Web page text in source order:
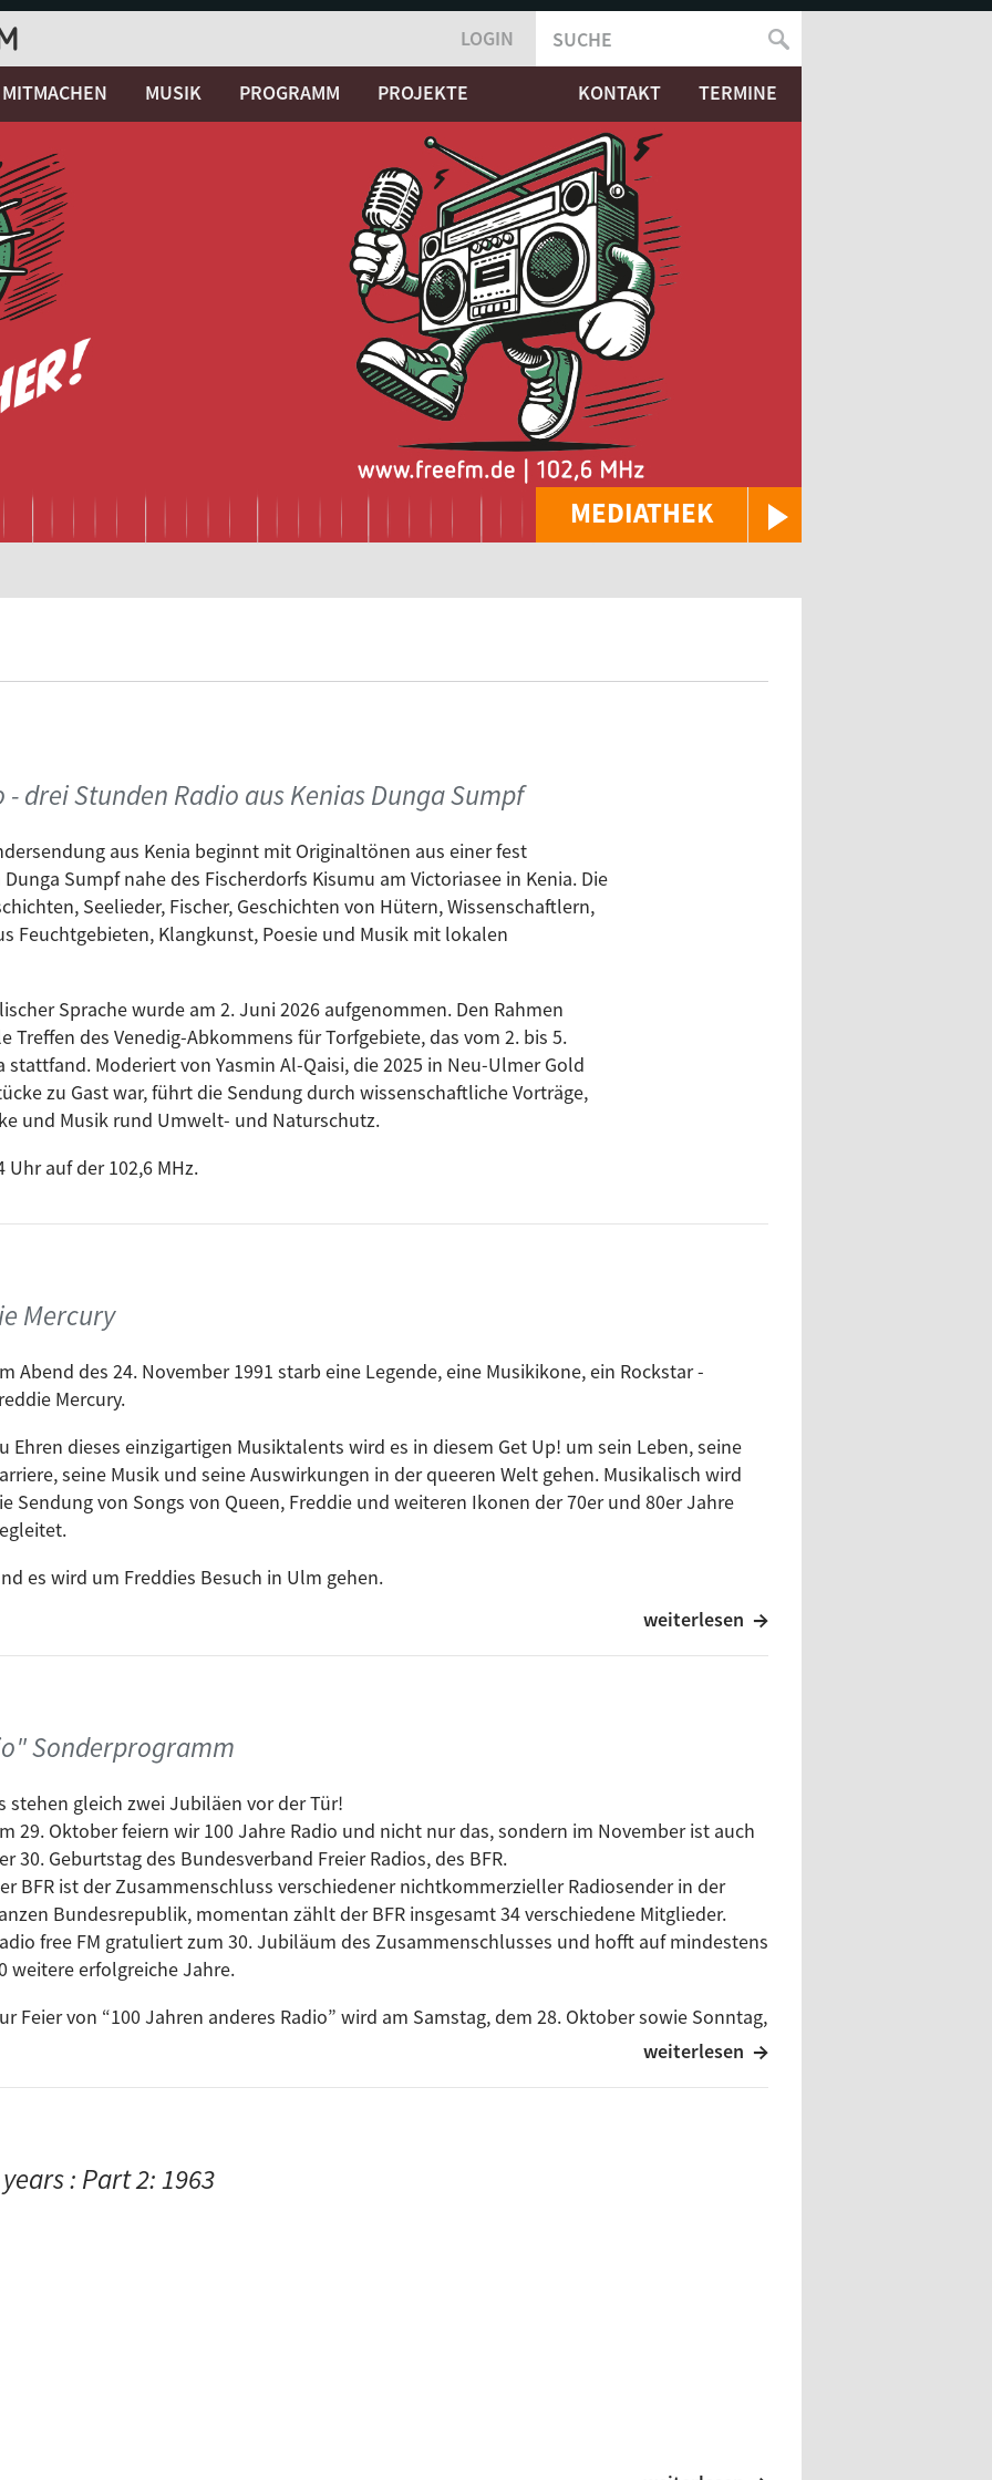
MEDIATHEK
LOGIN
SUCHFORMULAR
SUCHE
MITMACHEN MUSIK PROGRAMM PROJEKTE KONTAKT TERMINE
- drei Stunden Radio aus Kenias Dunga Sumpf
aus Kenia beginnt mit Originaltönen aus einer fest
Sumpf nahe des Fischerdorfs Kisumu am Victoriasee in Kenia. Die
Seelieder, Fischer, Geschichten von Hütern, Wissenschaftlern,
Feuchtgebieten, Klangkunst, Poesie und Musik mit lokalen
Sprache wurde am 2. Juni 2026 aufgenommen. Den Rahmen
des Venedig-Abkommens für Torfgebiete, das vom 2. bis 5.
stattfand. Moderiert von Yasmin Al-Qaisi, die 2025 in Neu-Ulmer Gold
zu Gast war, führt die Sendung durch wissenschaftliche Vorträge,
und Musik rund Umwelt- und Naturschutz.
Uhr auf der 102,6 MHz.
Mercury
Abend des 24. November 1991 starb eine Legende, eine Musikikone, ein Rockstar -
Mercury.
Ehren dieses einzigartigen Musiktalents wird es in diesem Get Up! um sein Leben, seine
seine Musik und seine Auswirkungen in der queeren Welt gehen. Musikalisch wird
Sendung von Songs von Queen, Freddie und weiteren Ikonen der 70er und 80er Jahre
es wird um Freddies Besuch in Ulm gehen.
Ja, Freddie Mercury war tatsächlich zu seinem 39. Geburtstag in Ulm im Nachtclub Aquarium.
verlief und welche weiteren Details es zum legendären Nachtclub Aquarium gibt,
Plattform vom 11. August 2011, die von Rainer Markus Walter moderiert wurde. Zu Gast
verbliebenen Besitzer des Aquariums sprach und all diese Erinnerungen und
hat.
Auswirkungen und Problematiken von AIDS gehen, sowie Freddie Mercurys Nachwirken.
seid online über unsereMediathekdabei!
weiterlesen
Sonderprogramm
stehen gleich zwei Jubiläen vor der Tür!
29. Oktober feiern wir 100 Jahre Radio und nicht nur das, sondern im November ist auch
30. Geburtstag des Bundesverband Freier Radios, des BFR.
BFR ist der Zusammenschluss verschiedener nichtkommerzieller Radiosender in der
Bundesrepublik, momentan zählt der BFR insgesamt 34 verschiedene Mitglieder.
free FM gratuliert zum 30. Jubiläum des Zusammenschlusses und hofft auf mindestens
weitere erfolgreiche Jahre.
Feier von “100 Jahren anderes Radio” wird am Samstag, dem 28. Oktober sowie Sonntag,
weiterlesen
: Part 2: 1963